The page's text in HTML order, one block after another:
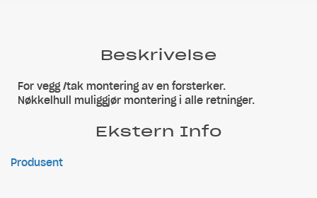
Beskrivelse
For vegg /tak montering av en forsterker.
Nøkkelhull muliggjør montering i alle retninger.
Ekstern Info
Produsent